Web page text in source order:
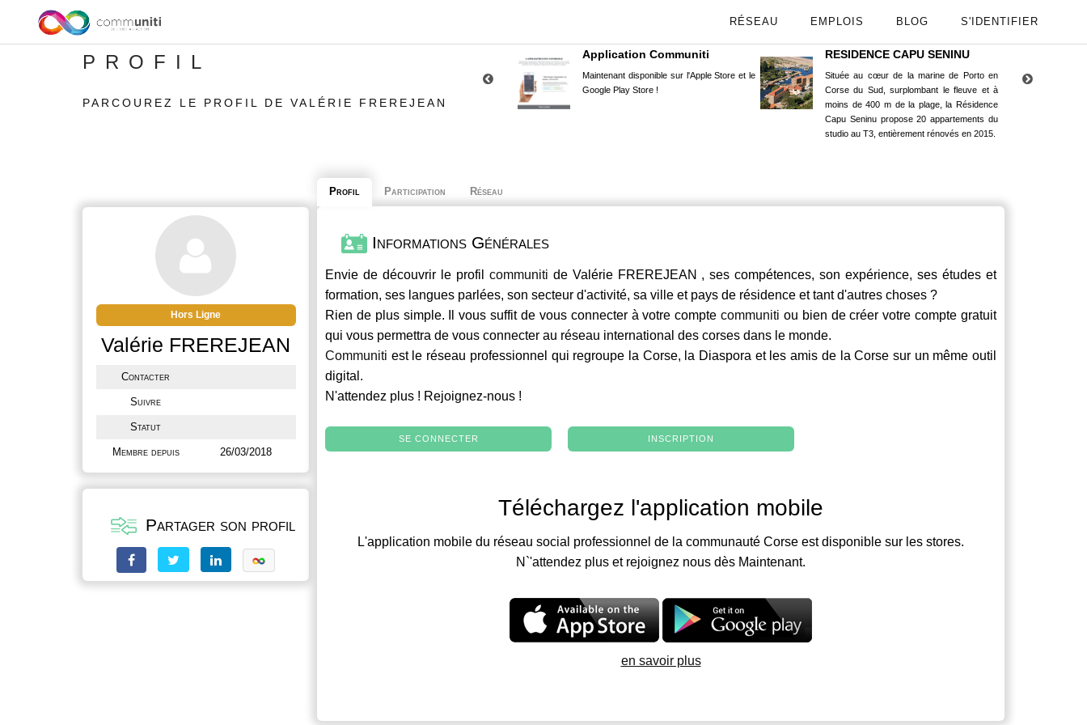
RÉSEAU EMPLOIS BLOG S'IDENTIFIER
PROFIL
PARCOUREZ LE PROFIL DE VALÉRIE FREREJEAN
Application Communiti
Maintenant disponible sur l'Apple Store et le
Google Play Store !
RESIDENCE CAPU SENINU
Située au cœur de la marine de Porto en
Corse du Sud, surplombant le fleuve et à
moins de 400 m de la plage, la Résidence
Capu Seninu propose 20 appartements du
studio au T3, entièrement rénovés en 2015.
Hors Ligne
Valérie FREREJEAN
Contacter
Suivre
Statut
Membre depuis 26/03/2018
Partager son profil
Profil Participation Réseau
Informations Générales
Envie de découvrir le profil communiti de Valérie FREREJEAN , ses compétences, son expérience, ses études et
formation, ses langues parlées, son secteur d'activité, sa ville et pays de résidence et tant d'autres choses ?
Rien de plus simple. Il vous suffit de vous connecter à votre comptecommuniti ou bien de créer votre compte gratuit
qui vous permettra de vous connecter au réseau international des corses dans le monde.
Communiti est le réseau professionnel qui regroupe la Corse, la Diaspora et les amis de la Corse sur un même outil
digital.
N'attendez plus ! Rejoignez-nous !
SE CONNECTER INSCRIPTION
Téléchargez l'application mobile
L'application mobile du réseau social professionnel de la communauté Corse est disponible sur les stores.
N`'attendez plus et rejoignez nous dès Maintenant.
en savoir plus